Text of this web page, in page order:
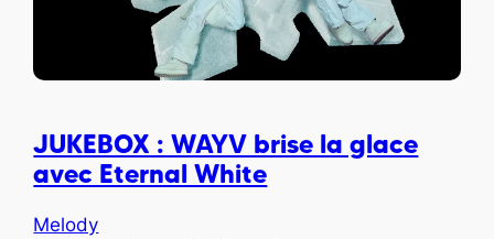
JUKEBOX : WAYV brise la glace
avec Eternal White
Melody